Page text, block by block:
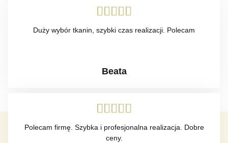

Duży wybór tkanin, szybki czas realizacji. Polecam
Beata

Polecam firmę. Szybka i profesjonalna realizacja. Dobre
ceny.